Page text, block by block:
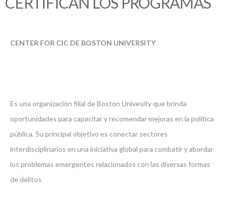
CENTER FOR CIC DE BOSTON UNIVERSITY
Es una organización filial de Boston Univesity que brinda
oportunidades para capacitar y recomendar mejoras en la política
pública. Su principal objetivo es conectar sectores
interdisciplinarios en una iniciativa global para combatir y abordar
los problemas emergentes relacionados con las diversas formas
de delitos